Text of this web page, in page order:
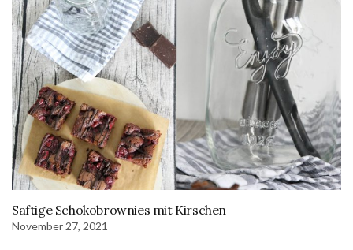
Saftige Schokobrownies mit Kirschen
November 27, 2021